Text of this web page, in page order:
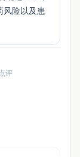
风险以及患
评